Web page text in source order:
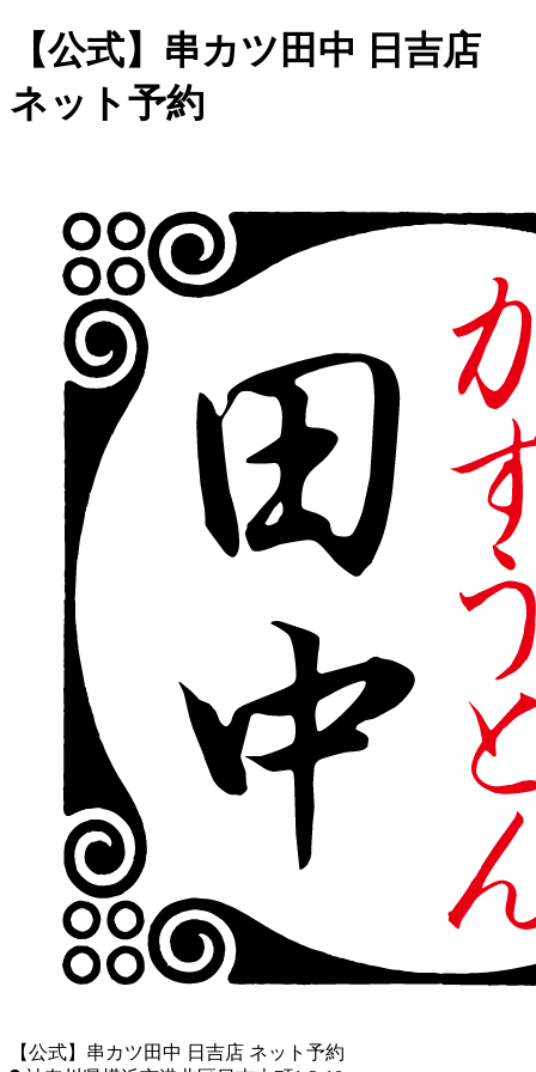
【公式】串カツ田中 日吉店
ネット予約
【公式】串カツ田中 日吉店 ネット予約